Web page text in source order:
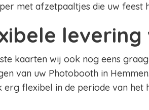
met afzetpaaltjes die uw feest
kaarten wij ook nog eens
van uw Photobooth in
erg flexibel in de periode van het